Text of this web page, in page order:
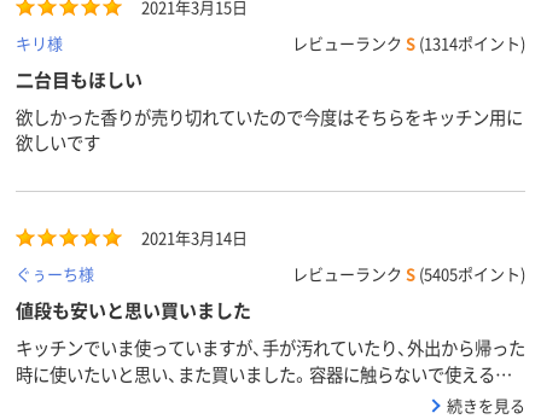
2021年3月15日
キリ様
レビューランク S (1314ポイント)
二台目もほしい
欲しかった香りが売り切れていたので今度はそちらをキッチン用に
欲しいです
2021年3月14日
ぐぅーち様
レビューランク S (5405ポイント)
値段も安いと思い買いました
キッチンでいま使っていますが、手が汚れていたり、外出から帰った
時に使いたいと思い、また買いました。容器に触らないで使えるの
がいいです。ピンクグレープフルーツの香りも優しくて好きです。
続きを見る